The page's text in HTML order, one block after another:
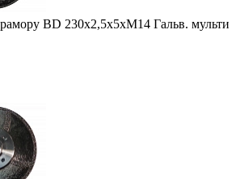
BD 230х2,5х5хМ14 Гальв. мульти